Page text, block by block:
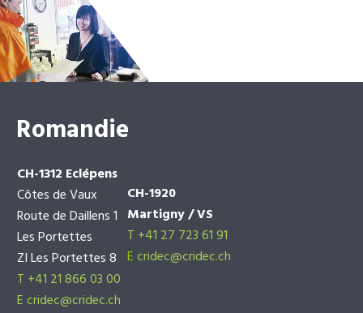
Romandie
CH-1312 Eclépens
Côtes de Vaux
Route de Daillens 1
Les Portettes
ZI Les Portettes 8
T +41 21 866 03 00
Ecridec@cridec.ch
CH-1920
Martigny / VS
T +41 27 723 61 91
Ecridec@cridec.ch